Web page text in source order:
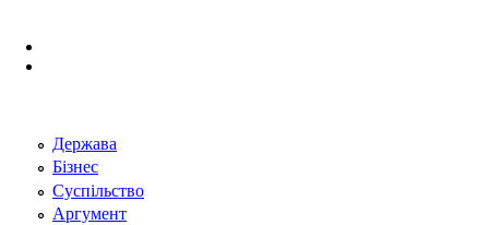
Держава
Бізнес
Суспільство
Аргумент